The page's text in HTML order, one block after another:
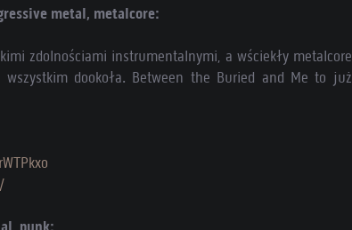
metal, metalcore:
zdolnościami instrumentalnymi, a wściekły metalcore
dookoła. Between the Buried and Me to już